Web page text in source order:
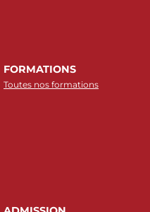
FORMATIONS
Toutes nos formations